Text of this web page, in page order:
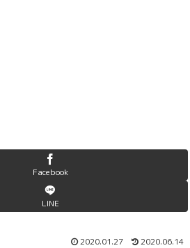
Facebook
LINE
2020.01.27 2020.06.14